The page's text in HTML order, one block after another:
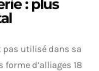
: plus
pas utilisé dans sa
d’alliages 18